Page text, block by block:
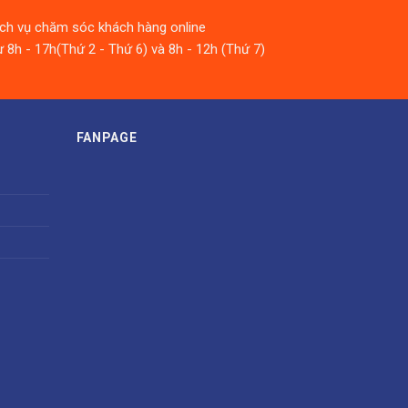
vụ chăm sóc khách hàng online
8h - 17h(Thứ 2 - Thứ 6) và 8h - 12h (Thứ 7)
FANPAGE